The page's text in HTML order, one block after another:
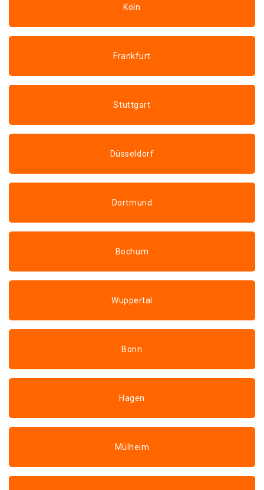
Köln
Frankfurt
Stuttgart
Düsseldorf
Dortmund
Bochum
Wuppertal
Bonn
Hagen
Mülheim